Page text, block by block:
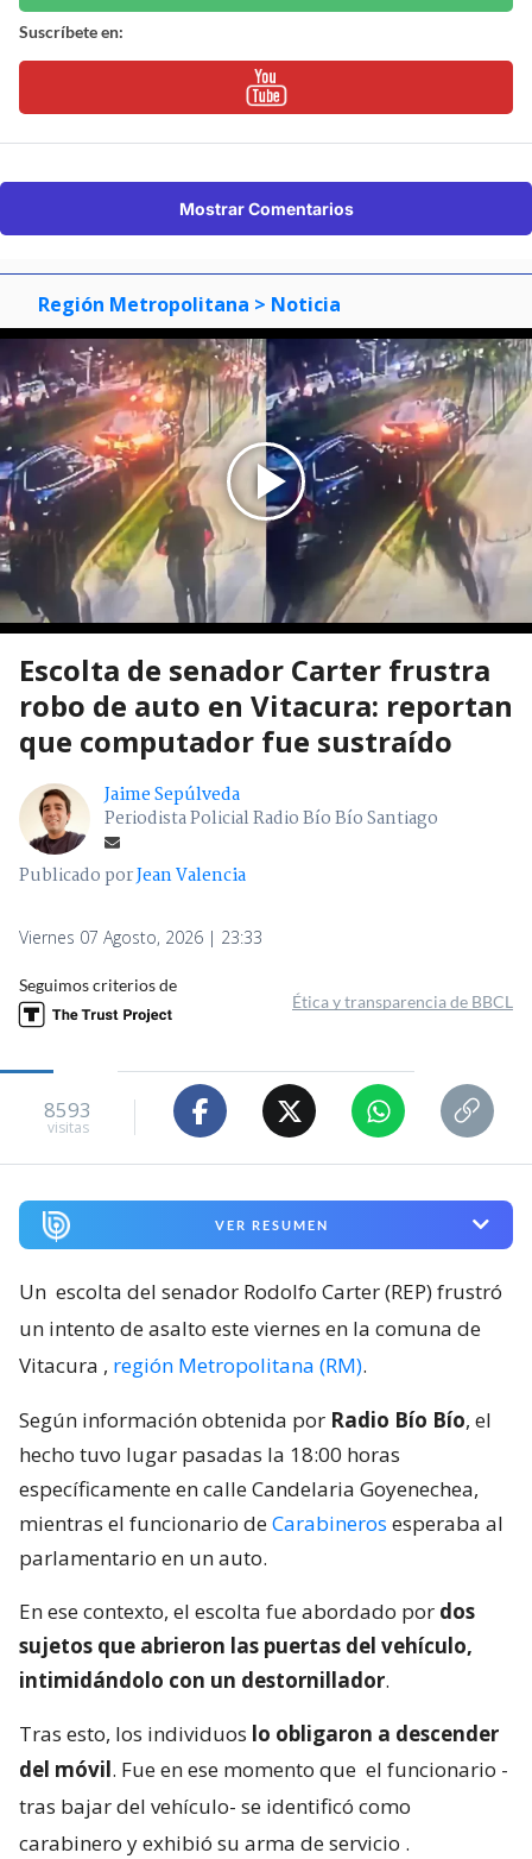
Suscríbete en:
Mostrar Comentarios
Región Metropolitana > Noticia
Escolta de senador Carter frustra
robo de auto en Vitacura: reportan
que computador fue sustraído
Jaime Sepúlveda
Periodista Policial Radio Bío Bío Santiago
Publicado porJean Valencia
Viernes 07 Agosto, 2026 | 23:33
Seguimos criterios de
Ética y transparencia de BBCL
8593
visitas
VER RESUMEN
Un escolta del senador Rodolfo Carter (REP) frustró
un intento de asalto este viernes en la comuna de
Vitacura , región Metropolitana (RM).
Según información obtenida por Radio Bío Bío, el
hecho tuvo lugar pasadas la 18:00 horas
específicamente en calle Candelaria Goyenechea,
mientras el funcionario deCarabineros esperaba al
parlamentario en un auto.
En ese contexto, el escolta fue abordado por dos
sujetos que abrieron las puertas del vehículo,
intimidándolo con un destornillador.
Tras esto, los individuos lo obligaron a descender
del móvil. Fue en ese momento que el funcionario -
tras bajar del vehículo- se identificó como
carabinero y exhibió su arma de servicio .